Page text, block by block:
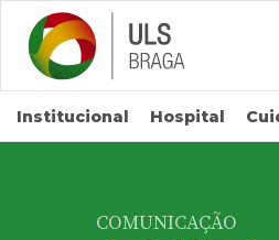
Saltar para conteúdo principal
Institucional Hospital
COMUNICAÇÃO